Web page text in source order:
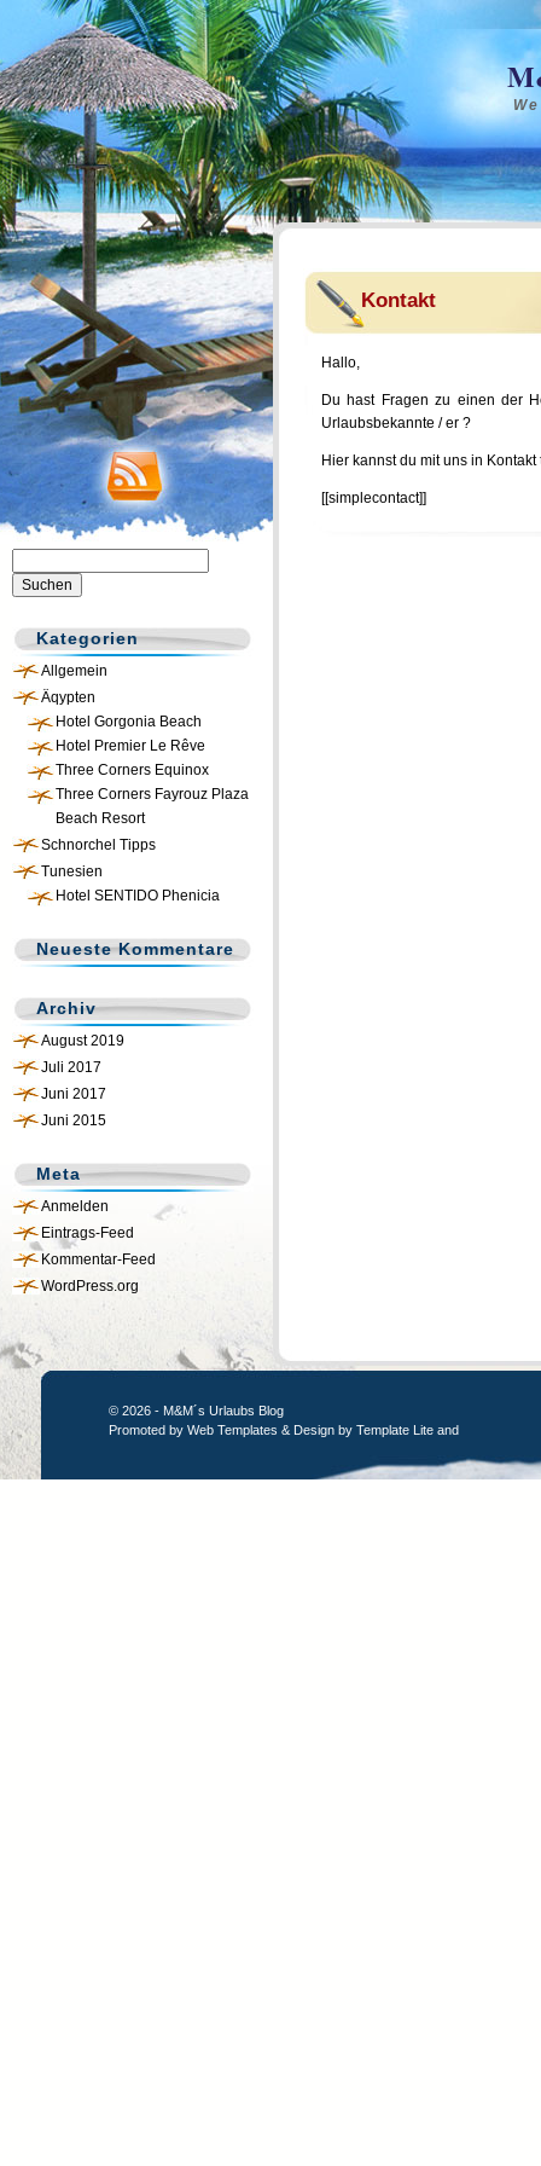
nach:
Kategorien
Allgemein
Äqypten
Hotel Gorgonia Beach
Hotel Premier Le Rêve
Three Corners Equinox
Three Corners Fayrouz Plaza
Beach Resort
Schnorchel Tipps
Tunesien
Hotel SENTIDO Phenicia
Neueste Kommentare
Archiv
August 2019
Juli 2017
Juni 2017
Juni 2015
Meta
Anmelden
Eintrags-Feed
Kommentar-Feed
WordPress.org
Kontakt
Hallo,
Du hast Fragen zu einen der
Urlaubsbekannte / er ?
Hier kannst du mit uns in Kontakt
[[simplecontact]]
© 2026 - M&M´s Urlaubs Blog
Promoted by Web Templates & Design by Template Lite and